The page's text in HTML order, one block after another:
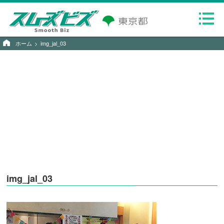
ホーム img_jal_03
img_jal_03